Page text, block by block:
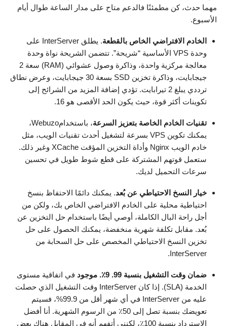
مهما حدث، كن مطمئنًا فالدعم متاح على مدار الساعة طوال أيام
الأسبوع.
الخادم الافتراضي الخاص بالقطعة
. يطلق InterServer على
وحدة VPS الأساسية “شريحة”. تتضمن الشريحة نواة وحدة
معالجة مركزية واحدة، وذاكرة وصول عشوائي (RAM) سعة 2
جيجابايت، وذاكرة تخزين SSD بسعة 30 جيجابايت، وعرض نطاق
ترددي يبلغ 2 تيرابايت. تؤدي إضافة المزيد من الشرائح إلى
تكوينات أكثر قوة، حيث يكون الحد الأقصى هو 16.
تقنيات الخادم الخاصة بتعزيز السرعة
، باستخدامWebuzo،
يمكنك تكوين VPS بسرعة لتشغيل أحدث تقنيات الويب، مثل
خادم الويب Nginx وأداة التخزين المؤقت XCache وغير ذلك.
ستعمل قوتهم المشتركة على قطع شوط طويل في تحسين
سرعات التحميل لديك.
خيار النسخ الاحتياطي عن بُعد. يمكنك دائمًا الاحتفاظ بنسخ
احتياطية محلية على الخادم الافتراضي الخاص بك، ولكن من
أجل راحة البال الكاملة، أوصي أيضًا باستخدام حل التخزين عن
بُعد. مقابل تكلفة شهرية منخفضة، يمكنك الحصول على حل
تخزين النسخ الاحتياطي المخصص على حل السحابة من
InterServer.
ضمان وقت التشغيل بنسبة 99. 9٪. موجود
في اتفاقية مستوى
الخدمة (SLA). إذا كان InterServer وقت التشغيل الذي حصلت
عليه من InterServer في أي شهر أقل من 99.9%، فسيتم
تعويضك بنسبة تصل إلى 50٪ من الرسوم الشهرية. أنا أفضل
الاسترداد بنسبة 100٪، لكنني أتفهم أنه في المقابل هناك بعض